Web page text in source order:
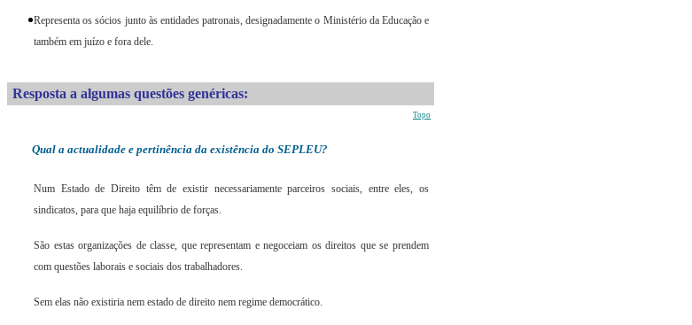
Representa os sócios junto às entidades patronais, designadamente o Ministério da Educação e
também em juízo e fora dele.
Resposta a algumas questões genéricas:
Topo
Qual a actualidade e pertinência da existência do SEPLEU?
Num Estado de Direito têm de existir necessariamente parceiros sociais, entre eles, os
sindicatos, para que haja equilíbrio de forças.
São estas organizações de classe, que representam e negoceiam os direitos que se prendem
com questões laborais e sociais dos trabalhadores.
Sem elas não existiria nem estado de direito nem regime democrático.